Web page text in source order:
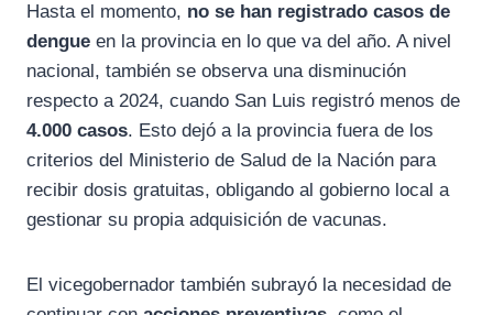
Hasta el momento, no se han registrado casos de
dengue en la provincia en lo que va del año. A nivel
nacional, también se observa una disminución
respecto a 2024, cuando San Luis registró menos de
4.000 casos. Esto dejó a la provincia fuera de los
criterios del Ministerio de Salud de la Nación para
recibir dosis gratuitas, obligando al gobierno local a
gestionar su propia adquisición de vacunas.
El vicegobernador también subrayó la necesidad de